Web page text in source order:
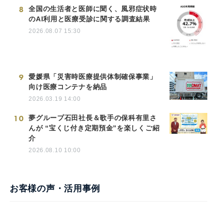
8
全国の生活者と医師に聞く、風邪症状時
のAI利用と医療受診に関する調査結果
2026.08.07 15:30
9
愛媛県「災害時医療提供体制確保事業」
向け医療コンテナを納品
2026.03.19 14:00
10
夢グループ石田社長＆歌手の保科有里さ
んが “宝くじ付き定期預金”を楽しくご紹
介
2026.08.10 10:00
お客様の声・活用事例